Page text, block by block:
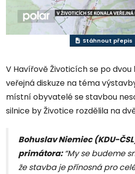
Stáhnout přepis
V Havířově Životicích se po
veřejná diskuze na téma
místní obyvatelé se stavbou
silnice by Životice rozdělila na
Bohuslav Niemiec (KDU-
primátora:“My se budeme
že stavba je přínosná pro